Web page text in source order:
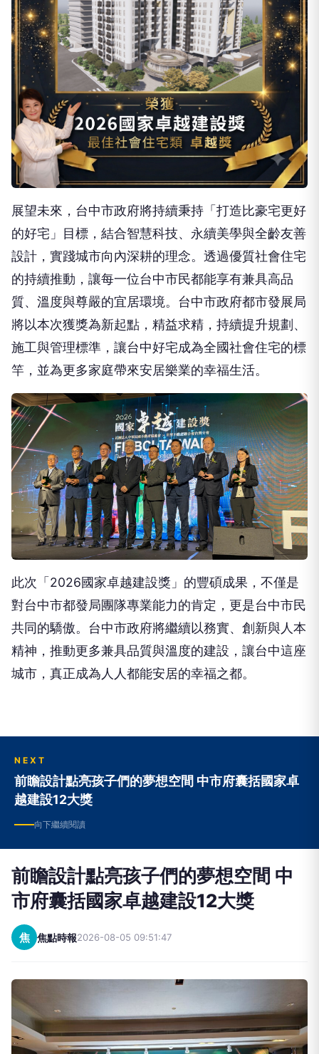
展望未來，台中市政府將持續秉持「打造比豪宅更好
的好宅」目標，結合智慧科技、永續美學與全齡友善
設計，實踐城市向內深耕的理念。透過優質社會住宅
的持續推動，讓每一位台中市民都能享有兼具高品
質、溫度與尊嚴的宜居環境。台中市政府都市發展局
將以本次獲獎為新起點，精益求精，持續提升規劃、
施工與管理標準，讓台中好宅成為全國社會住宅的標
竿，並為更多家庭帶來安居樂業的幸福生活。
此次「2026國家卓越建設獎」的豐碩成果，不僅是
對台中市都發局團隊專業能力的肯定，更是台中市民
共同的驕傲。台中市政府將繼續以務實、創新與人本
精神，推動更多兼具品質與溫度的建設，讓台中這座
城市，真正成為人人都能安居的幸福之都。
前瞻設計點亮孩子們的夢想空間 中市府囊括國家卓
越建設12大獎
向下繼續閱讀
前瞻設計點亮孩子們的夢想空間 中
市府囊括國家卓越建設12大獎
焦 焦點時報2026-08-05 09:51:47